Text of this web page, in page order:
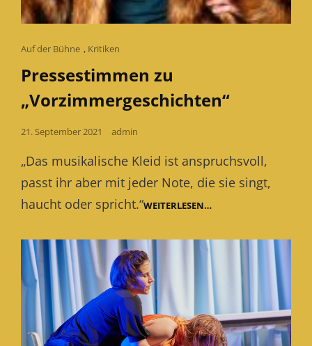
Cat
Auf der Bühne , Kritiken
Pressestimmen zu
„Vorzimmergeschichten“
Posted
21. September 2021 admin
„Das musikalische Kleid ist anspruchsvoll,
passt ihr aber mit jeder Note, die sie singt,
haucht oder spricht.“WEITERLESEN…PRESSESTIMMEN